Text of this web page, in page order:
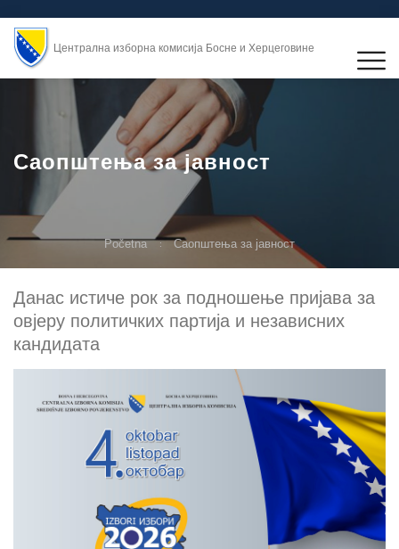
Централна изборна комисија Босне и Херцеговине
Саопштења за јавност
Početna Саопштења за јавност
Данас истиче рок за подношење пријава за
овјеру политичких партија и независних
кандидата